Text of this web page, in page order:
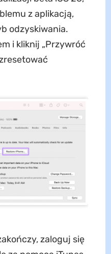
z aplikacją,
odzyskiwania.
i kliknij „Przywróć
zaloguj się